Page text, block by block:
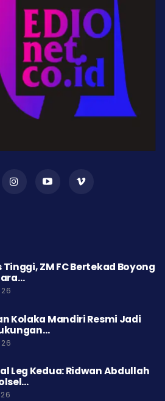
ZM FC Bertekad Boyong
Kolaka Mandiri Resmi Jadi
Leg Kedua: Ridwan Abdullah